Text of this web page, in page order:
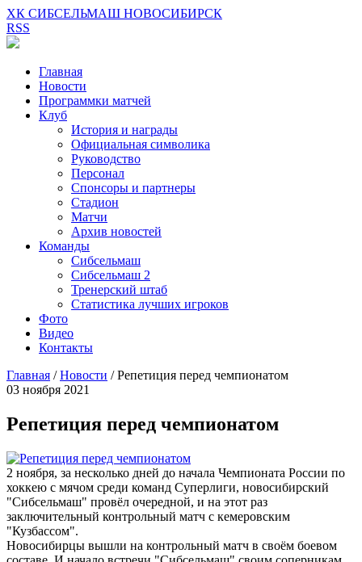
ХК СИБСЕЛЬМАШ НОВОСИБИРСК
RSS
Главная
Новости
Программки матчей
Клуб
История и награды
Официальная символика
Руководство
Персонал
Спонсоры и партнеры
Стадион
Матчи
Архив новостей
Команды
Сибсельмаш
Сибсельмаш 2
Тренерский штаб
Статистика лучших игроков
Фото
Видео
Контакты
Главная /Новости /Репетиция перед чемпионатом
03 ноября 2021
Репетиция перед чемпионатом
2 ноября, за несколько дней до начала Чемпионата России по
хоккею с мячом среди команд Суперлиги, новосибирский
"Сибсельмаш" провёл очередной, и на этот раз
заключительный контрольный матч с кемеровским
"Кузбассом".
Новосибирцы вышли на контрольный матч в своём боевом